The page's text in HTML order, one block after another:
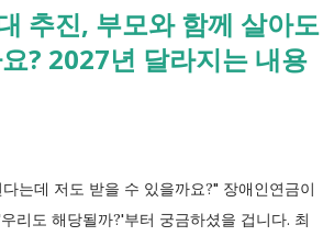
추진, 부모와 함께 살아도
? 2027년 달라지는 내용
는데 저도 받을 수 있을까요?" 장애인연금이
리도 해당될까?'부터 궁금하셨을 겁니다. 최